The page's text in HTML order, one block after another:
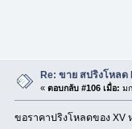
Re: ขาย สปริงโหลด
«ตอบกลับ #106 เมื่อ: ม
ขอราคาปริงโหลดของ XV